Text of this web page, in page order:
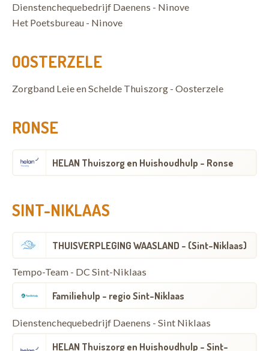
Dienstenchequebedrijf Daenens - Ninove
Het Poetsbureau - Ninove
OOSTERZELE
Zorgband Leie en Schelde Thuiszorg - Oosterzele
RONSE
HELAN Thuiszorg en Huishoudhulp - Ronse
SINT-NIKLAAS
THUISVERPLEGING WAASLAND - (Sint-Niklaas)
Tempo-Team - DC Sint-Niklaas
Familiehulp - regio Sint-Niklaas
Dienstenchequebedrijf Daenens - Sint Niklaas
HELAN Thuiszorg en Huishoudhulp - Sint-